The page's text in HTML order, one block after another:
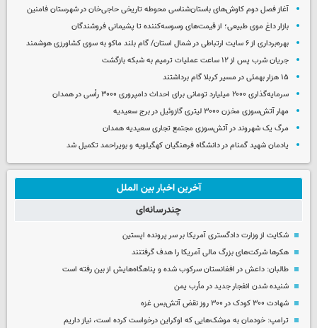
آغاز فصل دوم کاوش‌های باستان‌شناسی محوطه تاریخی حاجی‌خان در شهرستان فامنین
بازار داغ موی طبیعی؛ از قیمت‌های وسوسه‌کننده تا پشیمانی فروشندگان
بهره‌برداری از ۶ سایت ارتباطی در شمال استان/ گام بلند ماکو به سوی کشاورزی هوشمند
جریان شرب پس از ۱۲ ساعت عملیات ترمیم به شبکه بازگشت
۱۵ هزار بهمئی در مسیر کربلا گام برداشتند
سرمایه‌گذاری ۲۰۰۰ میلیارد تومانی برای احداث دامپروری ۳۰۰۰ رأسی در همدان
مهار آتش‌سوزی مخزن ۳۰۰۰ لیتری گازوئیل در برج سعیدیه
مرگ یک شهروند در آتش‌سوزی مجتمع تجاری سعیدیه همدان
یادمان شهید گمنام در دانشگاه فرهنگیان کهگیلویه و بویراحمد تکمیل شد
آخرین اخبار بین الملل
چندرسانه‌ای
شکایت از وزارت دادگستری آمریکا بر سر پرونده اپستین
هکرها شرکت‌های بزرگ مالی آمریکا را هدف گرفتنند
طالبان: داعش در افغانستان سرکوب شده و پناهگاه‌هایش از بین رفته است
شنیده شدن انفجار جدید در مأرب یمن
شهادت ۳۰۰ کودک در ۳۰۰ روز نقض آتش‌بس غزه
ترامپ: خودمان به موشک‌هایی که اوکراین درخواست کرده است، نیاز داریم